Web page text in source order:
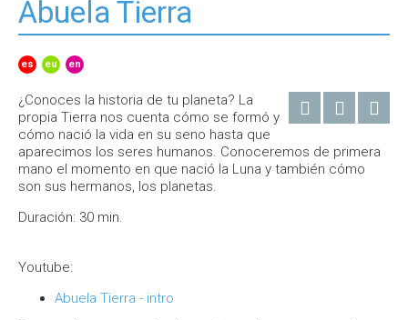
Abuela Tierra
es eu en
¿Conoces la historia de tu planeta? La
propia Tierra nos cuenta cómo se formó y
cómo nació la vida en su seno hasta que
aparecimos los seres humanos. Conoceremos de primera
mano el momento en que nació la Luna y también cómo
son sus hermanos, los planetas.
Duración: 30 min.
Youtube:
Abuela Tierra - intro